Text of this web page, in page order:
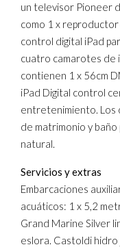
un televisor Pioneer
como 1 x
control digital iPad
cuatro camarotes de
contienen 1 x 56cm
iPad Digital control
entretenimiento. Los
de matrimonio y
natural.
Servicios y extras
Embarcaciones
acuáticos: 1 x 5,2
Grand Marine Silver
eslora. Castoldi hidro